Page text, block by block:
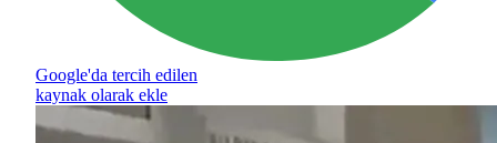
Google'da tercih edilen
kaynak olarak ekle